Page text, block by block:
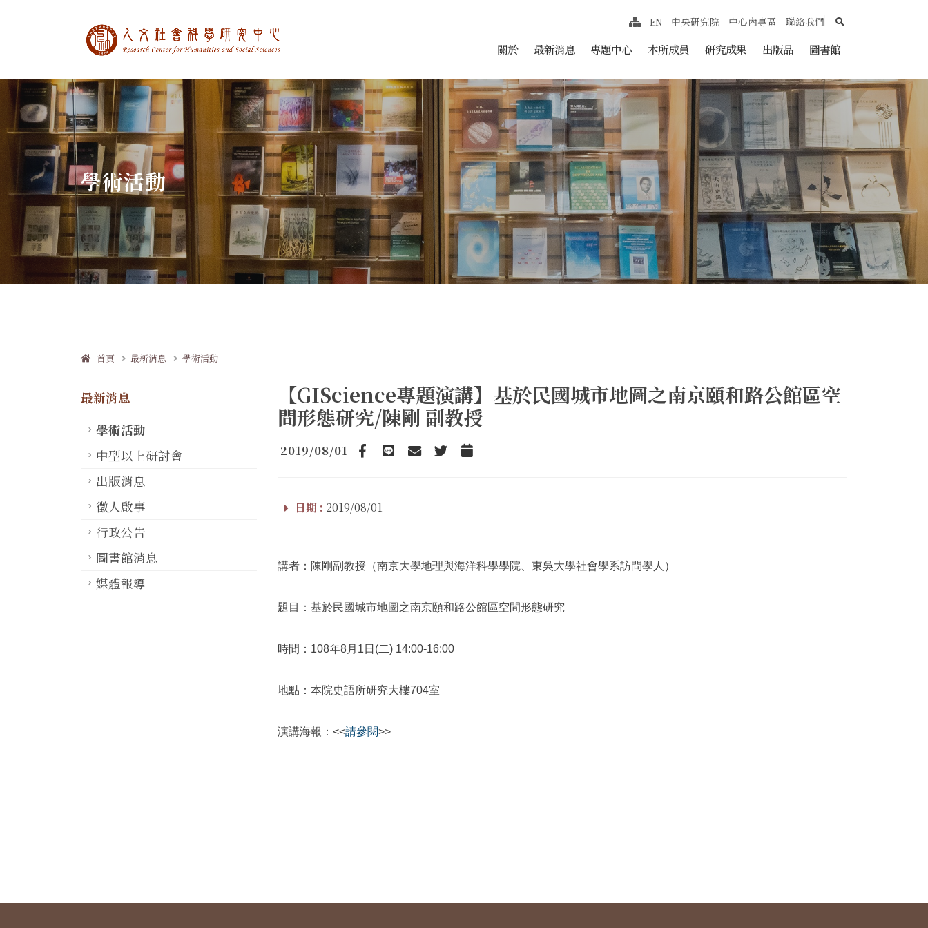
中央研究院人文社會科學研究中心 跳至中央區塊/Main Content
關於 最新消息 專題中心 本所成員 研究成果 出版品 圖書館
網站導覽
EN 中央研究院 中心內專區 聯絡我們 search
學術活動
首頁 最新消息 學術活動
最新消息
學術活動
中型以上研討會
出版消息
徵人啟事
行政公告
圖書館消息
媒體報導
【GIScience專題演講】基於民國城市地圖之南京頤和路公館區空
間形態研究/陳剛 副教授
2019/08/01
Facebook
line emailTwitterAdd to Calendar
日期 : 2019/08/01
講者：陳剛副教授（南京大學地理與海洋科學學院、東吳大學社會學系訪問學人）
題目：基於民國城市地圖之南京頤和路公館區空間形態研究
時間：108年8月1日(二) 14:00-16:00
地點：本院史語所研究大樓704室
演講海報：<<請參閱>>